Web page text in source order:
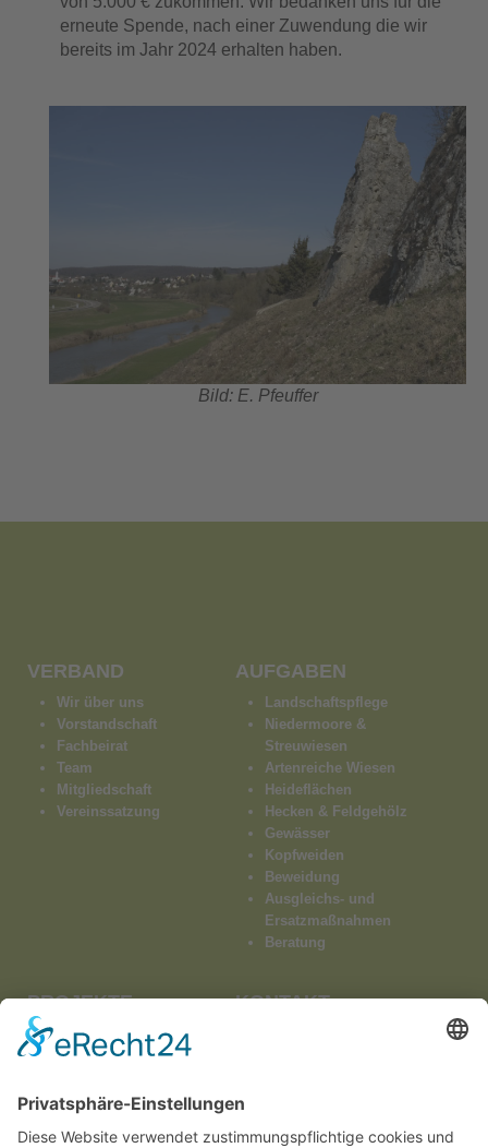
erneute Spende, nach einer Zuwendung die wir
bereits im Jahr 2024 erhalten haben.
Bild: E. Pfeuffer
VERBAND
Wir über uns
Vorstandschaft
Fachbeirat
Team
Mitgliedschaft
Vereinssatzung
AUFGABEN
Landschaftspflege
Niedermoore &
Streuwiesen
Artenreiche Wiesen
Heideflächen
Hecken & Feldgehölz
Gewässer
Kopfweiden
Beweidung
Ausgleichs- und
Ersatzmaßnahmen
Beratung
PROJEKTE
Laufende
Moorschutz im Mertinger
und Oberndorfer Ried
KONTAKT